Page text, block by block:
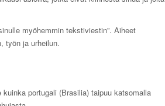
myöhemmin tekstiviestin”. Aiheet
työn ja urheilun.
portugali (Brasilia) taipuu katsomalla